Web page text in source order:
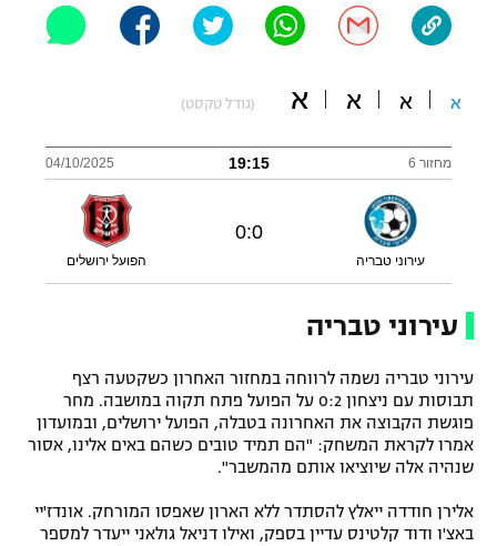
"מחצית בשכונה" – פודקאסט
משתתפים וזוכים בפרסים
תקנון משתתפים וזוכים בפרסים
תקנון עבור פעילות אלקטרה
טניס
גיימינג E-Sports
תנאי שימוש
מדיניות פרטיות
תקנון פעילות ספורט 1
רשיון להקרנה פומבית לבית עסק
אופניים
ספורט מוטורי
כדורמים
פוטבול אמריקאי NFL
בייסבול MLB
גיימינג E-Sports
א א א א (גודל טקסט)
מחזור 6 19:15
04/10/2025
עירוני טבריה
0
:
0
הפועל ירושלים
עירוני טבריה
עירוני טבריה נשמה לרווחה במחזור האחרון כשקטעה רצף
תבוסות עם ניצחון 0:2 על הפועל פתח תקוה במושבה. מחר
פוגשת הקבוצה את האחרונה בטבלה, הפועל ירושלים, ובמועדון
אמרו לקראת המשחק: "הם תמיד טובים כשהם באים אלינו, אסור
שנהיה אלה שיוציאו אותם מהמשבר".
אלירן חודדה ייאלץ להסתדר ללא הארון שאפסו המורחק. אונדז'יי
באצ'ו ודוד קלטינס עדיין בספק, ואילו דניאל גולאני ייעדר למספר